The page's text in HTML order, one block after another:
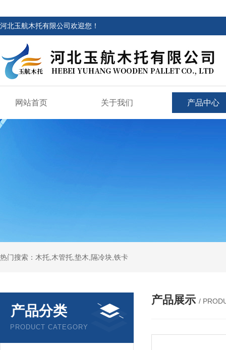
河北玉航木托有限公司欢迎您！
网站首页 关于我们 产品中心
热门搜索：木托,木管托,垫木,隔冷块,铁卡
产品分类
PRODUCT CATEGORY
产品展示 /